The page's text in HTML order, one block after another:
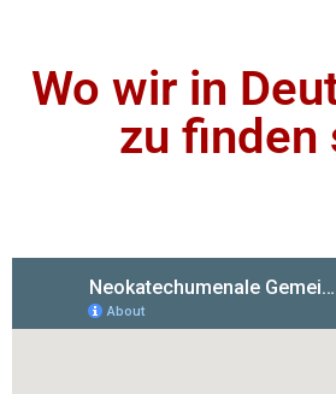
Wo wir in
zu finden